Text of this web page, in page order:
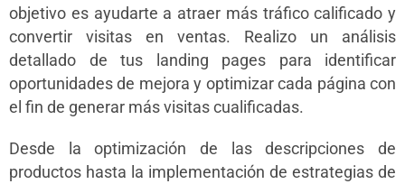
objetivo es ayudarte a atraer más tráfico calificado y
convertir visitas en ventas. Realizo un análisis
detallado de tus landing pages para identificar
oportunidades de mejora y optimizar cada página con
el fin de generar más visitas cualificadas.
Desde la optimización de las descripciones de
productos hasta la implementación de estrategias de